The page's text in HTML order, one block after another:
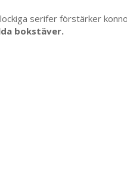
serifer förstärker
bokstäver.